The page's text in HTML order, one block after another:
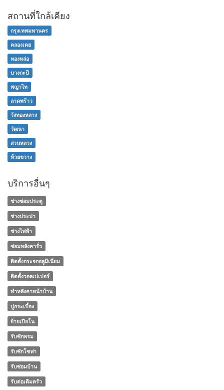
สถานที่ใกล้เคียง
กรุงเทพมหานคร
คลองเตย
ทองหล่อ
บางกะปิ
พญาไท
ลาดพร้าว
วังทองหลาง
วัฒนา
สวนหลวง
ห้วยขวาง
บริการอื่นๆ
ช่างซ่อมประตู
ช่างประปา
ช่างไฟฟ้า
ซ่อมหลังคารั่ว
ติดตั้งกระจกอลูมิเนียม
ติดตั้งวอลเปเปอร์
ทําหลังคาหน้าบ้าน
ปูกระเบื้อง
ย้ายเปียโน
รับซักพรม
รับซักโซฟา
รับซ่อมบ้าน
รับต่อเติมครัว